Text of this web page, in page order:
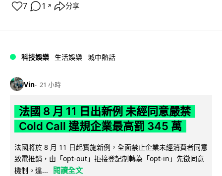
7 1 ↗ 分享
科技娛樂 生活娛樂 城中熱話
Vin 21 小時
法國 8 月 11 日出新例 未經同意嚴禁
Cold Call 違規企業最高罰 345 萬
法國將於 8 月 11 日起實施新例，全面禁止企業未經消費者同意
致電推銷，由「opt-out」拒接登記制轉為「opt-in」先徵同意
機制。違...
閱讀全文